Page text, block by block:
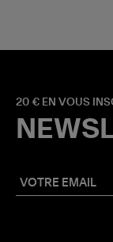
20 € EN VOUS